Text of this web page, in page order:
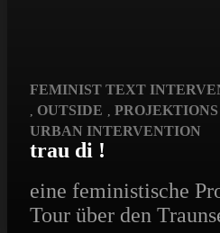
FEMINIST TEXT
OUTSIDE
URBAN INTERVENTION
trau di !
eine feministische
Tour über den